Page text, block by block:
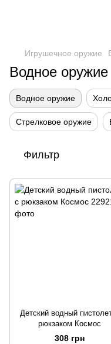
Игрушечное оружие
Водное оружие
Водное оружие
Стрелковое оружие
Фильтр
Детский водный
рюкзаком Космос
308 грн